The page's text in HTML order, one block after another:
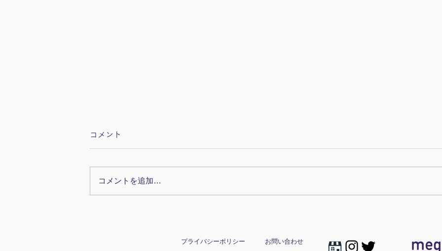
コメント
コメントを追加…
プライバシーポリシー お問い合わせ